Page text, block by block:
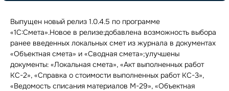
Выпущен новый релиз 1.0.4.5 по программе
«1С:Смета».Новое в релизе:добавлена возможность выбора
ранее введенных локальных смет из журнала в документах
«Объектная смета» и «Сводная смета»;улучшены
документы: «Локальная смета», «Акт выполненных работ
КС-2», «Справка о стоимости выполненных работ КС-3»,
«Ведомость списания материалов М-29», «Объектная